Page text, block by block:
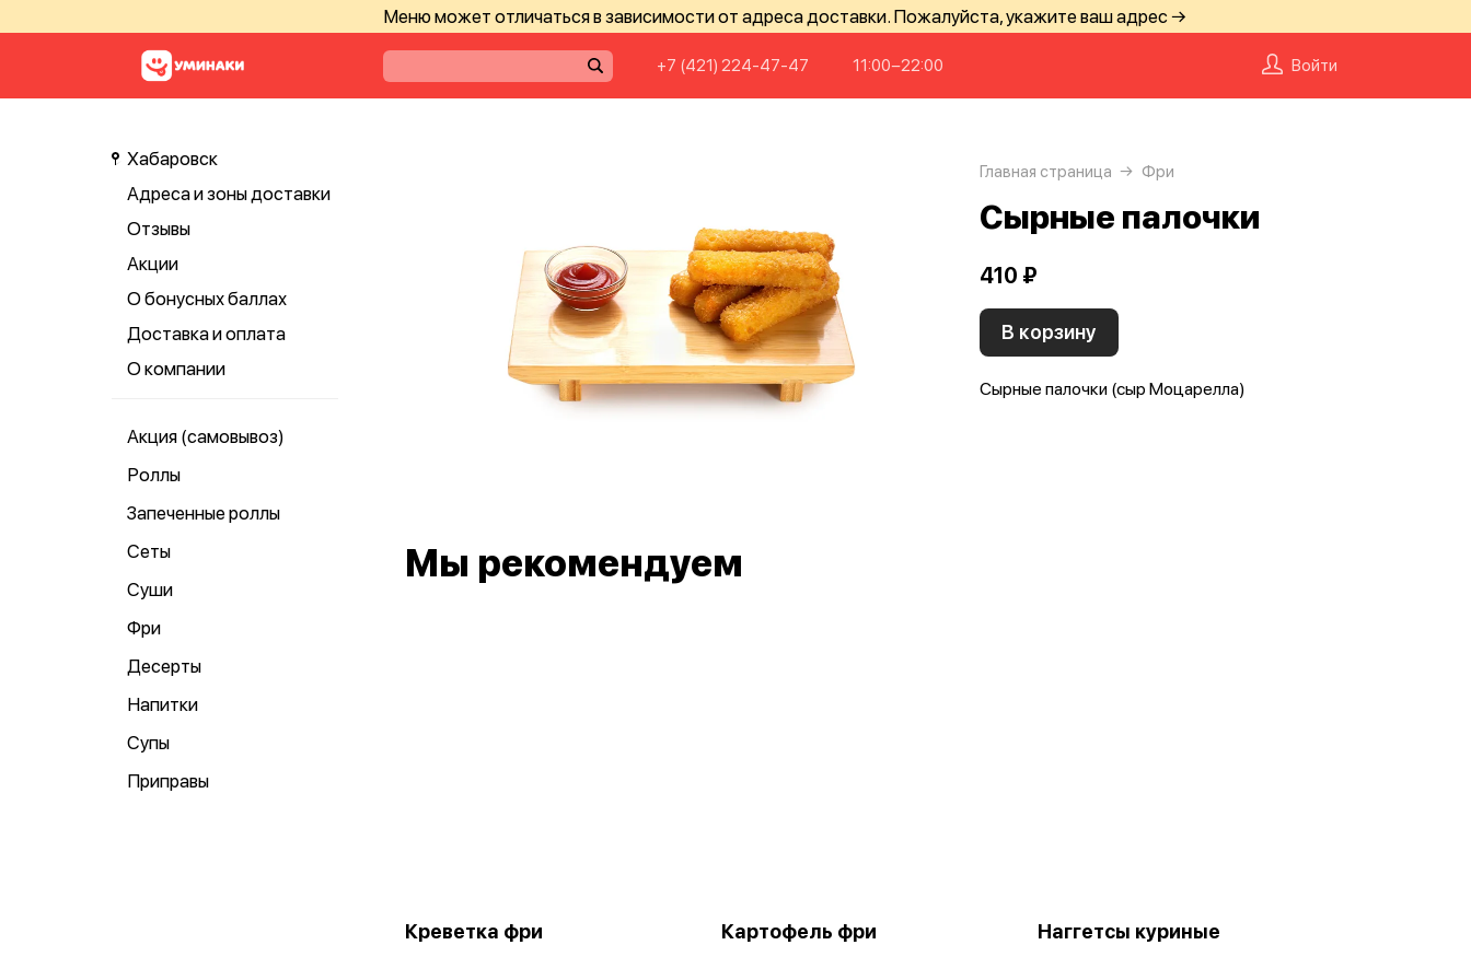
Меню может отличаться в зависимости от адреса доставки. Пожалуйста, укажите ваш адрес →
+7 (421) 224-47-47 11:00−22:00 Войти
Хабаровск
Адреса и зоны доставки
Отзывы
Акции
О бонусных баллах
Доставка и оплата
О компании
Акция (самовывоз)
Роллы
Запеченные роллы
Сеты
Суши
Фри
Десерты
Напитки
Супы
Приправы
Главная страница Фри
Сырные палочки
410 ₽
В корзину
Сырные палочки (сыр Моцарелла)
Мы рекомендуем
Креветка фри Картофель фри Наггетсы куриные